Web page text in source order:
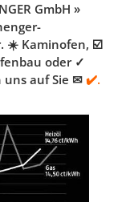
GmbH »
☀️ Kaminofen, ☑️
oder ✓
uns auf Sie ✉ ✔️.